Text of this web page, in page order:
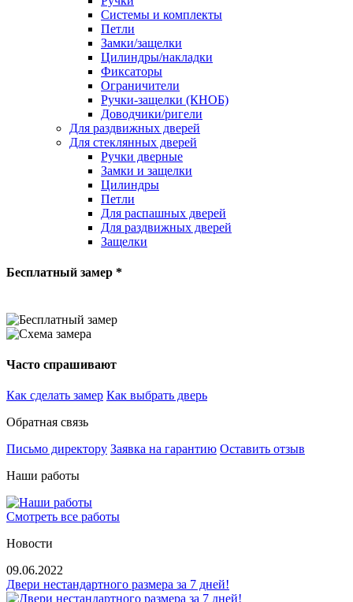
Системы и комплекты
Петли
Замки/защелки
Цилиндры/накладки
Фиксаторы
Ограничители
Ручки-защелки (КНОБ)
Доводчики/ригели
Для раздвижных дверей
Для стеклянных дверей
Ручки дверные
Замки и защелки
Цилиндры
Петли
Для распашных дверей
Для раздвижных дверей
Защелки
Бесплатный замер *
Часто спрашивают
Как сделать замер Как выбрать дверь
Обратная связь
Письмо директору Заявка на гарантию Оставить отзыв
Наши работы
Смотреть все работы
Новости
09.06.2022
Двери нестандартного размера за 7 дней!